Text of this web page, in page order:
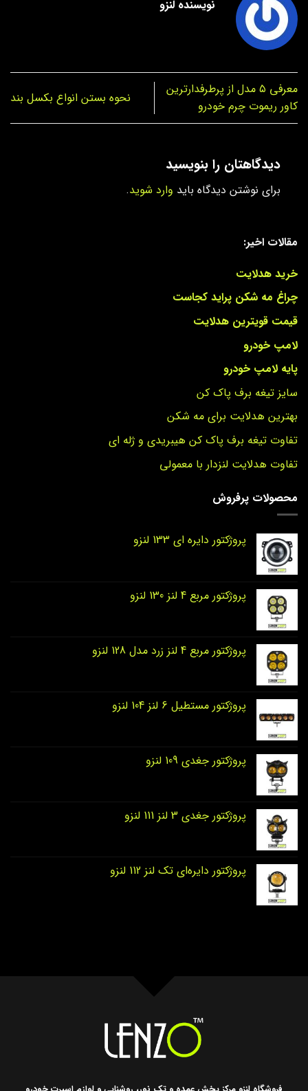
مقالات اخیر:
خرید هدلایت
چراغ مه شکن پراید کجاست
قیمت قویترین هدلایت
لامپ خودرو
پایه لامپ خودرو
سایز تیغه برف پاک کن
بهترین هدلایت برای مه شکن
تفاوت تیغه برف پاک کن هیبریدی و ژله ای
تفاوت هدلایت لنزدار با معمولی
محصولات پرفروش
پروژکتور دایره‌ ای 133 لنزو
پروژکتور مربع 4 لنز 130 لنزو
پروژکتور مربع 4 لنز زرد مدل 128 لنزو
پروژکتور مستطیل 6 لنز 104 لنزو
پروژکتور جغدی 109 لنزو
پروژکتور جغدی 3 لنز 111 لنزو
پروژکتور دایره‌ای تک لنز 112 لنزو
نویسنده لنزو
معرفی ۵ مدل از پرطرفدارترین
کاور ریموت چرم خودرو
نحوه بستن انواع بکسل بند
دیدگاهتان را بنویسید
برای نوشتن دیدگاه باید وارد شوید.